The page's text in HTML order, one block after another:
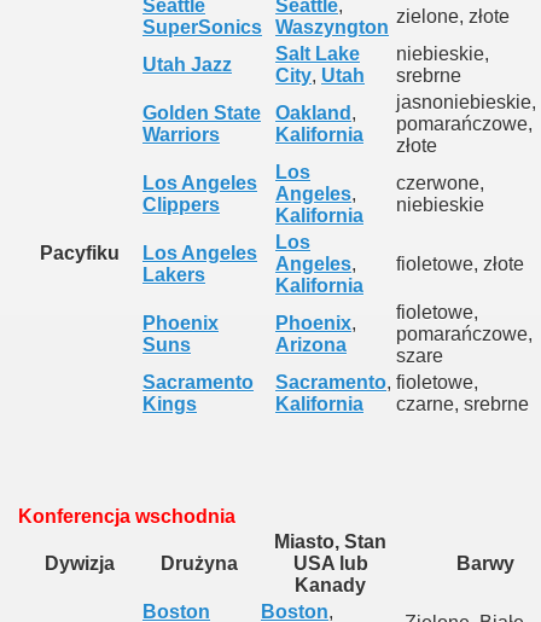
Seattle
SuperSonics
Seattle,
Waszyngton
zielone, złote
Utah Jazz
Salt Lake
City, Utah
niebieskie,
srebrne
Pacyfiku
Golden State
Warriors
Oakland ,
Kalifornia
jasnoniebieskie,
pomarańczowe,
złote
Los Angeles
Clippers
Los
Angeles,
Kalifornia
czerwone,
niebieskie
Los Angeles
Lakers
Los
Angeles,
Kalifornia
fioletowe, złote
Phoenix
Suns
Phoenix,
Arizona
fioletowe,
pomarańczowe,
szare
Sacramento
Kings
Sacramento,
Kalifornia
fioletowe,
czarne, srebrne
Konferencja wschodnia
Dywizja Drużyna
Miasto, Stan
USA lub
Kanady
Barwy
Boston
Boston,